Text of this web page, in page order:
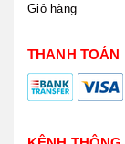
Giỏ hàng
THANH TOÁN